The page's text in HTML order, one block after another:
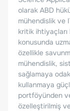
olarak ABD
mühendislik ve
kritik
konusunda
özellikle
mühendislik,
sağlamaya
kullanmaya
portföyünden
özelleştirilmiş